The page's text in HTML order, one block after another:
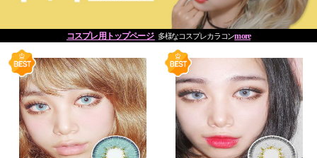
コスプレ用トップページ 多様なコスプレカラコンmore